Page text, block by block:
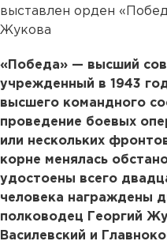
выставлен орден
Жукова
«Победа» — высший
учрежденный в 1943
высшего командного
проведение боевых
или нескольких
корне менялась
удостоены всего
человека награждены
полководец Георгий
Василевский и